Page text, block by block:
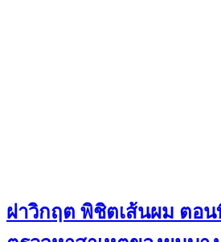
ผ่าวิกฤต พิชิตเส้นผม ตอ